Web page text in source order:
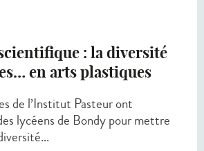
: la diversité
en arts plastiques
de l’Institut Pasteur ont
lycéens de Bondy pour mettre